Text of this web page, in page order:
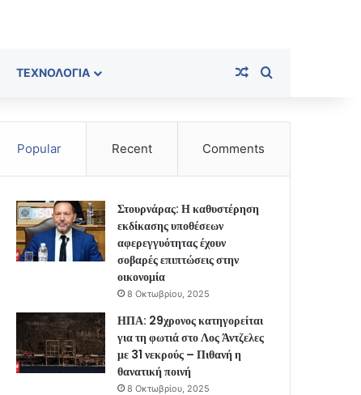
ΤΕΧΝΟΛΟΓΊΑ Random Article
Popular Recent Comments
Στουρνάρας: Η καθυστέρηση
εκδίκασης υποθέσεων
αφερεγγυότητας έχουν
σοβαρές επιπτώσεις στην
οικονομία
8 Οκτωβρίου, 2025
ΗΠΑ: 29χρονος κατηγορείται
για τη φωτιά στο Λος Άντζελες
με 31 νεκρούς – Πιθανή η
θανατική ποινή
8 Οκτωβρίου, 2025